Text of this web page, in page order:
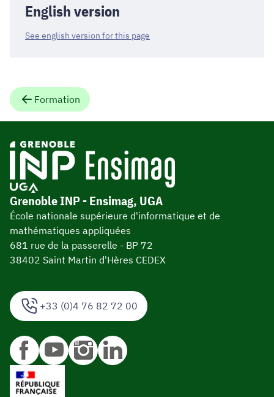
English version
See english version for this page
Formation
+33 (0)4 76 82 72 00
Grenoble INP - Ensimag, UGA
École nationale supérieure d'informatique et de
mathématiques appliquées
681 rue de la passerelle - BP 72
38402 Saint Martin d'Hères CEDEX